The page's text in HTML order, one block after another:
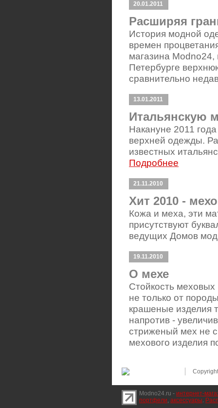
20.01.2011
Расширяя
История модной
времен
магазина
Петербурге
сравнительно
13.01.2011
Итальянскую
Накануне 2011
верхней одежды.
известных
Подробнее
21.11.2010
Хит 2010 -
Кожа и меха, эти
присутствуют
ведущих Домов
19.11.2010
О мехе
Стойкость меховых
не только от
крашеные изделия
напротив -
стриженый мех не
мехового изделия
Modno24.ru - интернет-
портфели, аксессуары.